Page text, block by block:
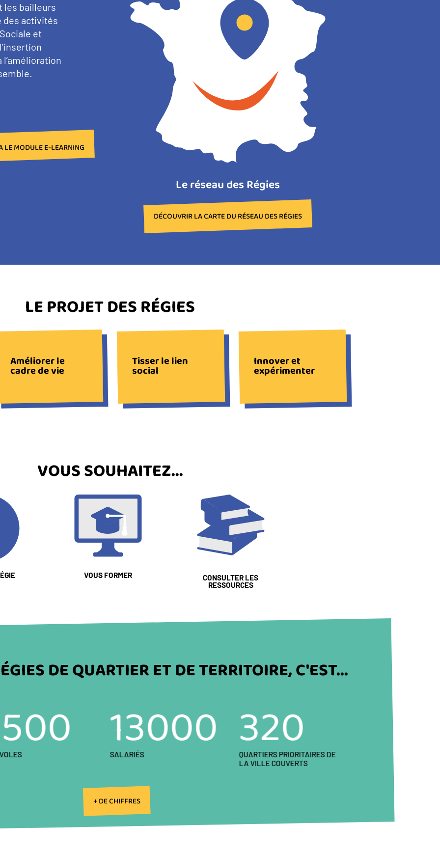
les bailleurs
des activités
et
LE MODULE E-LEARNING
Le réseau des Régies
DÉCOUVRIR LA CARTE DU RÉSEAU DES RÉGIES
LE PROJET DES RÉGIES
Améliorer le
cadre de vie
Tisser le lien
social
Innover et
expérimenter
VOUS SOUHAITEZ...
Image
VOUS FORMER
Image
CONSULTER LES
RESSOURCES
DE QUARTIER ET DE TERRITOIRE, C'EST...
13000
SALARIÉS 320
QUARTIERS PRIORITAIRES DE
LA VILLE COUVERTS
+ DE CHIFFRES